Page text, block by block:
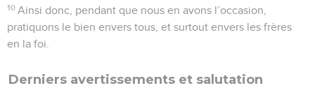
10 Ainsi donc, pendant que nous en avons l’occasion,
pratiquons le bien envers tous, et surtout envers les frères
en la foi.
Derniers avertissements et salutation